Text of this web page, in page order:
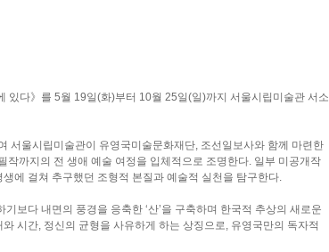
있다》를 5월 19일(화)부터 10월 25일(일)까지 서울시립미술관 서소
서울시립미술관이 유영국미술문화재단, 조선일보사와 함께 마련한
까지의 전 생애 예술 여정을 입체적으로 조명한다. 일부 미공개작
에 걸쳐 추구했던 조형적 본질과 예술적 실천을 탐구한다.
보다 내면의 풍경을 응축한 ‘산’을 구축하며 한국적 추상의 새로운
시간, 정신의 균형을 사유하게 하는 상징으로, 유영국만의 독자적